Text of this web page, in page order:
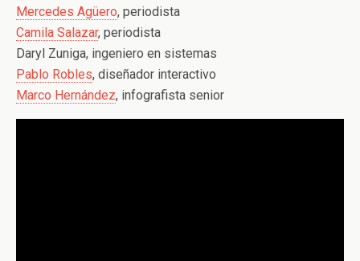
Mercedes Agüero, periodista
Camila Salazar, periodista
Daryl Zuniga, ingeniero en sistemas
Pablo Robles, diseñador interactivo
Marco Hernández, infografista senior